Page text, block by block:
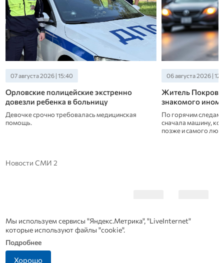
06 августа 2026 | 12:20
Житель Покровского района угнал у
знакомого иномарку
По горячим следам полицейские обнаружили
сначала машину, которая оказалась в кювете, а
05 августа 2026 |
В Орле
партией гашиша
Сотрудники
наркотиков УМВД
попытку сбыта
Новости СМИ 2
Мы используем сервисы "Яндекс.Метрика", "LiveInternet"
которые используют файлы "cookie".
Подробнее
Хорошо